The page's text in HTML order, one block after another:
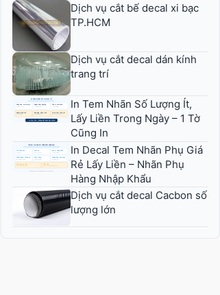
Dịch vụ cắt bế decal xi bạc
TP.HCM
Dịch vụ cắt decal dán kính
trang trí
In Tem Nhãn Số Lượng Ít,
Lấy Liền Trong Ngày – 1 Tờ
Cũng In
In Decal Tem Nhãn Phụ Giá
Rẻ Lấy Liền – Nhãn Phụ
Hàng Nhập Khẩu
Dịch vụ cắt decal Cacbon số
lượng lớn